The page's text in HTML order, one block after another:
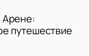
Арене:
путешествие